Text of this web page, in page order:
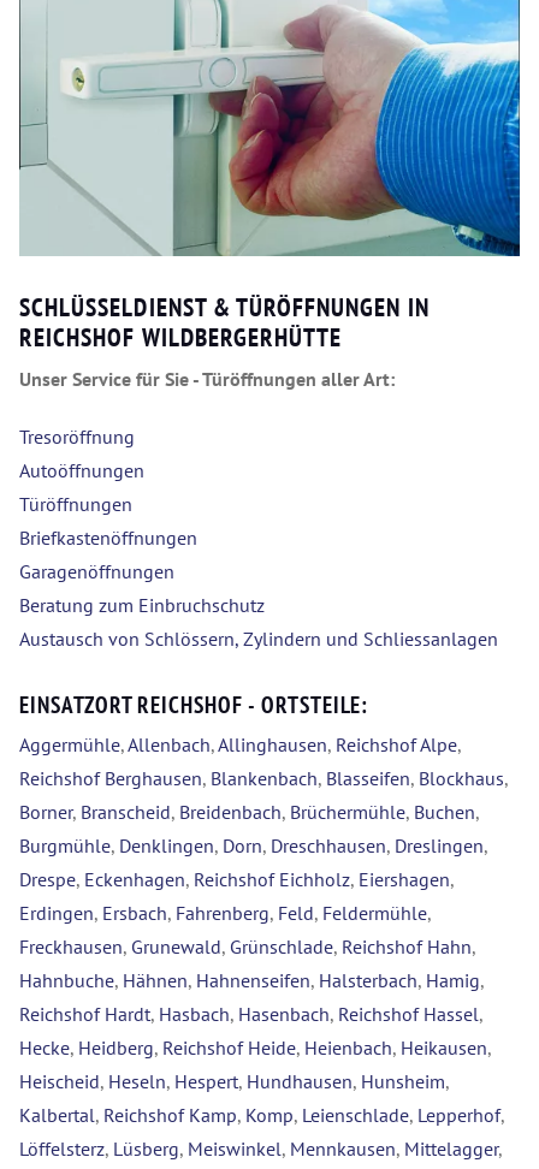
SCHLÜSSELDIENST & TÜRÖFFNUNGEN IN
REICHSHOF WILDBERGERHÜTTE
Unser Service für Sie - Türöffnungen aller Art:
Tresoröffnung
Autoöffnungen
Türöffnungen
Briefkastenöffnungen
Garagenöffnungen
Beratung zum Einbruchschutz
Austausch von Schlössern, Zylindern und Schliessanlagen
EINSATZORT REICHSHOF - ORTSTEILE:
Aggermühle,Allenbach,Allinghausen, Reichshof Alpe,
Reichshof Berghausen, Blankenbach, Blasseifen, Blockhaus,
Borner, Branscheid, Breidenbach, Brüchermühle, Buchen,
Burgmühle, Denklingen, Dorn, Dreschhausen, Dreslingen,
Drespe, Eckenhagen, Reichshof Eichholz, Eiershagen,
Erdingen, Ersbach, Fahrenberg, Feld, Feldermühle,
Freckhausen, Grunewald, Grünschlade, Reichshof Hahn,
Hahnbuche, Hähnen, Hahnenseifen, Halsterbach, Hamig,
Reichshof Hardt, Hasbach, Hasenbach, Reichshof Hassel,
Hecke, Heidberg, Reichshof Heide, Heienbach, Heikausen,
Heischeid, Heseln, Hespert, Hundhausen, Hunsheim,
Kalbertal, Reichshof Kamp, Komp, Leienschlade, Lepperhof,
Löffelsterz, Lüsberg, Meiswinkel, Mennkausen, Mittelagger,